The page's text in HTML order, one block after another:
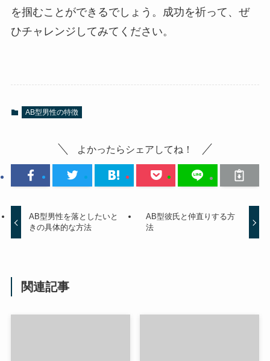
を掴むことができるでしょう。成功を祈って、ぜ
ひチャレンジしてみてください。
AB型男性の特徴
よかったらシェアしてね！
AB型男性を落としたいと
きの具体的な方法
AB型彼氏と仲直りする方
法
関連記事